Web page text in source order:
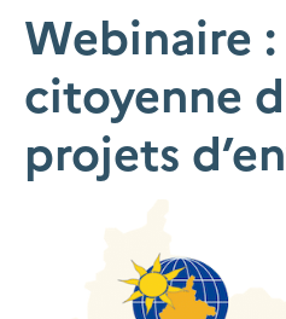
Webinaire :
citoyenne
projets